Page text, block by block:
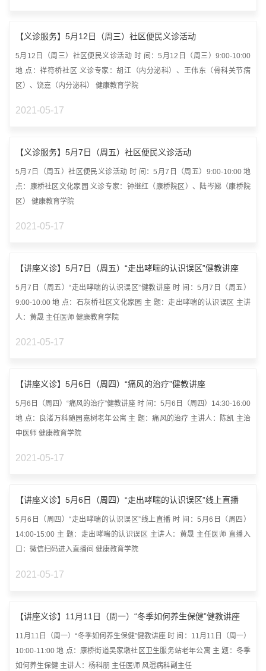
【义诊服务】5月12日（周三）社区便民义诊活动
5月12日（周三）社区便民义诊活动 时 间：5月12日（周三）9:00-10:00
地 点：祥符桥社区 义诊专家：胡江（内分泌科）、王伟东（骨科关节病
区）、饶嘉（内分泌科） 健康教育学院
2021-05-17
【义诊服务】5月7日（周五）社区便民义诊活动
5月7日（周五）社区便民义诊活动 时 间：5月7日（周五）9:00-10:00 地
点：康桥社区文化家园 义诊专家：钟继红（康桥院区）、陆岑娣（康桥院
区） 健康教育学院
2021-05-17
【讲座义诊】5月7日（周五）“走出哮喘的认识误区”健教讲座
5月7日（周五）“走出哮喘的认识误区”健教讲座 时 间：5月7日（周五）
9:00-10:00 地 点：石灰桥社区文化家园 主 题：走出哮喘的认识误区 主讲
人：黄晟 主任医师 健康教育学院
2021-05-17
【讲座义诊】5月6日（周四）“痛风的治疗”健教讲座
5月6日（周四）“痛风的治疗”健教讲座 时 间：5月6日（周四）14:30-16:00
地 点：良渚万科随园嘉树老年公寓 主 题：痛风的治疗 主讲人：陈凯 主治
中医师 健康教育学院
2021-05-17
【讲座义诊】5月6日（周四）“走出哮喘的认识误区”线上直播
5月6日（周四）“走出哮喘的认识误区”线上直播 时 间：5月6日（周四）
14:00-15:00 主 题：走出哮喘的认识误区 主讲人：黄晟 主任医师 直播入
口：微信扫码进入直播间 健康教育学院
2021-05-17
【讲座义诊】11月11日（周一）“冬季如何养生保健”健教讲座
11月11日（周一）“冬季如何养生保健”健教讲座 时 间：11月11日（周一）
10:00-11:00 地 点：康桥街道吴家墩社区卫生服务站老年公寓 主 题：冬季
如何养生保健 主讲人：杨科朋 主任医师 风湿病科副主任